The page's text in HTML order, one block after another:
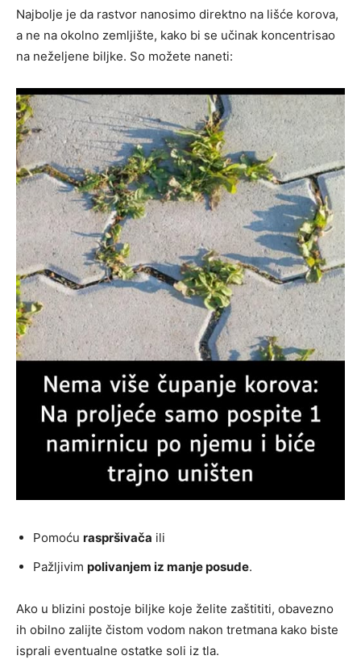
Najbolje je da rastvor nanosimo direktno na lišće korova,
a ne na okolno zemljište, kako bi se učinak koncentrisao
na neželjene biljke. So možete naneti:
Pomoću raspršivača ili
Pažljivim polivanjem iz manje posude.
Ako u blizini postoje biljke koje želite zaštititi, obavezno
ih obilno zalijte čistom vodom nakon tretmana kako biste
isprali eventualne ostatke soli iz tla.